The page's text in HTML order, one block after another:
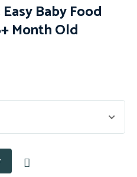
Baby Food
Month Old